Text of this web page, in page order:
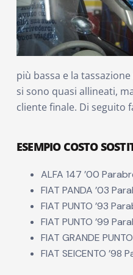
più bassa e la
si sono quasi allineati,
cliente finale. Di seguito
ESEMPIO COSTO
ALFA 147 ’00
FIAT PANDA ’03
FIAT PUNTO ’93
FIAT PUNTO ’99
FIAT GRANDE
FIAT SEICENTO